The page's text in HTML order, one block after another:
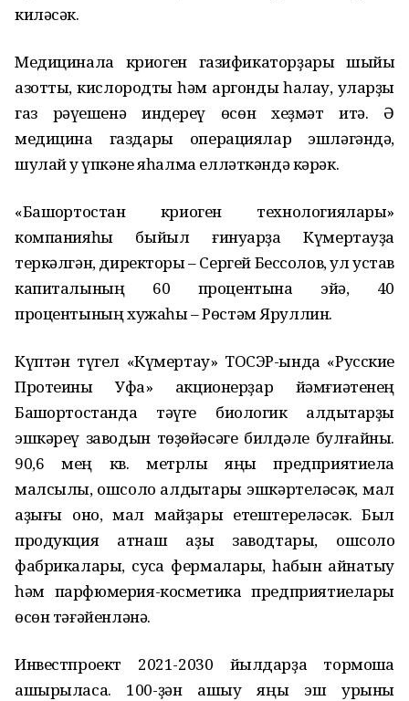
киләсәк.
Медицинала криоген газификаторҙары шыйыҡ
азотты, кислородты һәм аргонды һаҡлау, уларҙы
газ рәүешенә индереү өсөн хеҙмәт итә. Ә
медицина газдары операциялар эшләгәндә,
шулай уҡ үпкәне яһалма елләткәндә кәрәк.
«Башҡортостан криоген технологиялары»
компанияһы быйыл ғинуарҙа Күмертауҙа
теркәлгән, директоры – Сергей Бессолов, ул устав
капиталының 60 процентына эйә, 40
процентының хужаһы – Рөстәм Яруллин.
Күптән түгел «Күмертау» ТОСЭР-ында «Русские
Протеины Уфа» акционерҙар йәмғиәтенең
Башҡортостанда тәүге биологик ҡалдыҡтарҙы
эшкәреү заводын төҙөйәсәге билдәле булғайны.
90,6 мең кв. метрлыҡ яңы предприятиела
малсылыҡ, ҡошсолоҡ ҡалдыҡтары эшкәртеләсәк, мал
аҙығы оно, мал майҙары етештереләсәк. Был
продукция ҡатнаш аҙыҡ заводтары, ҡошсолоҡ
фабрикалары, сусҡа фермалары, һабын ҡайнатыу
һәм парфюмерия-косметика предприятиелары
өсөн тәғәйенләнә.
Инвестпроект 2021-2030 йылдарҙа тормошҡа
ашырыласаҡ. 100-ҙән ашыу яңы эш урыны